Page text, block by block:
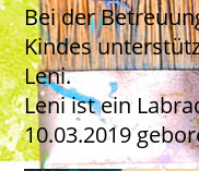
Bei der
Kindes
Leni.
Leni ist ein
10.03.2019